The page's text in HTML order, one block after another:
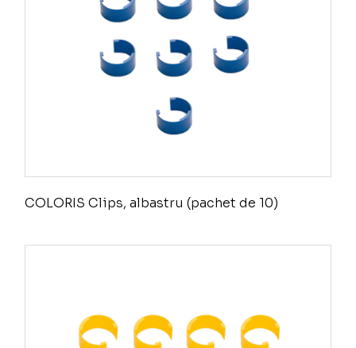
COLORIS Clips, albastru (pachet de 10)